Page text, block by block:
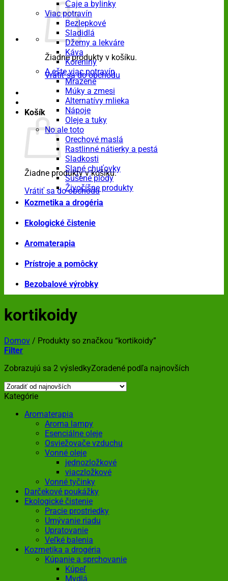
Žiadne produkty v košíku.
Vrátiť sa do obchodu
Košík
Žiadne produkty v košíku.
Vrátiť sa do obchodu
Čaje a bylinky
Viac potravín
Bezlepkové
Sladidlá
Džemy a lekváre
Káva
Koreniny
A ešte viac potravín
Mrazené
Múky a zmesi
Alternatívy mlieka
Nápoje
Oleje a tuky
No ale toto
Orechové maslá
Rastlinné nátierky a pestá
Sladkosti
Slané chuťovky
Sušené plody
Živočíšne produkty
Kozmetika a drogéria
Ekologické čistenie
Aromaterapia
Prístroje a pomôcky
Bezobalové výrobky
kortikoidy
Domov / Produkty so značkou “kortikoidy”
Filter
Zobrazujú sa 2 výsledkyZoradené podľa najnovších
Kategórie
Aromaterapia
Aroma lampy
Esenciálne oleje
Osviežovače vzduchu
Vonné oleje
jednozložkové
viaczložkové
Vonné tyčinky
Darčekové poukážky
Ekologické čistenie
Pracie prostriedky
Umývanie riadu
Upratovanie
Veľké balenia
Kozmetika a drogéria
Kúpanie a sprchovanie
Kúpeľ
Mydlá